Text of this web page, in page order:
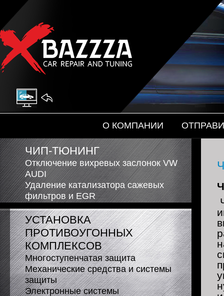
О КОМПАНИИ
ЧИП-ТЮНИНГ
Отключение вихревых заслонок VW
AUDI
Удаление катализатора сажевых
фильтров и EGR
УСТАНОВКА
ПРОТИВОУГОННЫХ
КОМПЛЕКСОВ
Многоступенчатая защита
Механические средства и системы
защиты
Электронные системы